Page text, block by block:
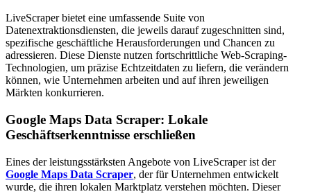
LiveScraper bietet eine umfassende Suite von
Datenextraktionsdiensten, die jeweils darauf zugeschnitten sind,
spezifische geschäftliche Herausforderungen und Chancen zu
adressieren. Diese Dienste nutzen fortschrittliche Web-Scraping-
Technologien, um präzise Echtzeitdaten zu liefern, die verändern
können, wie Unternehmen arbeiten und auf ihren jeweiligen
Märkten konkurrieren.
Google Maps Data Scraper: Lokale
Geschäftserkenntnisse erschließen
Eines der leistungsstärksten Angebote von LiveScraper ist der
Google Maps Data Scraper, der für Unternehmen entwickelt
wurde, die ihren lokalen Marktplatz verstehen möchten. Dieser